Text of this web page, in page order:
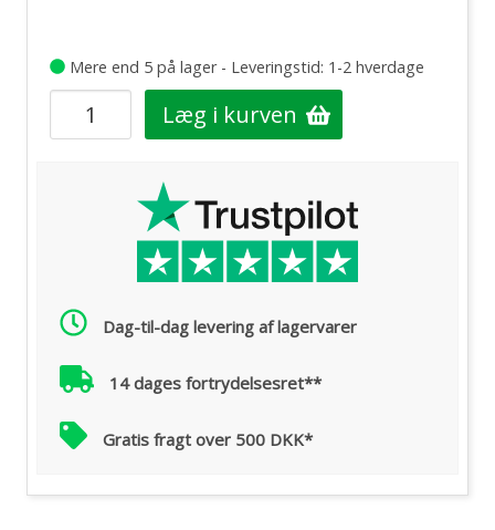
Mere end 5 på lager - Leveringstid: 1-2 hverdage
Læg i kurven
Dag-til-dag levering af lagervarer
14 dages fortrydelsesret**
Gratis fragt over 500 DKK*